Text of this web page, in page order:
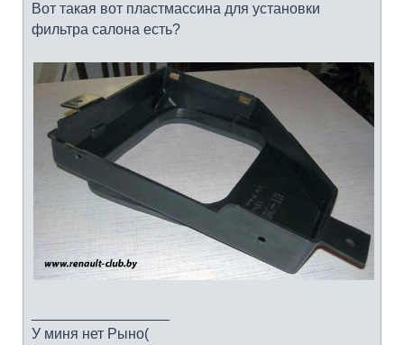
Вот такая вот пластмассина для установки
фильтра салона есть?
У миня нет Рыно(